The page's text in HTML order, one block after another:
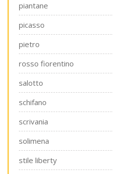
piantane
picasso
pietro
rosso fiorentino
salotto
schifano
scrivania
solimena
stile liberty